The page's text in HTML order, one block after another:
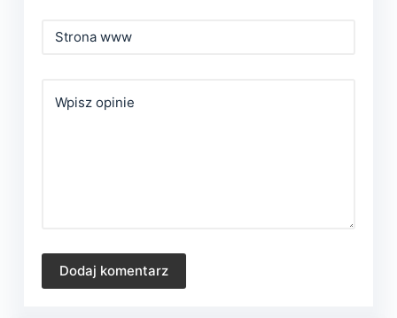
Strona www
Wpisz opinie
Dodaj komentarz